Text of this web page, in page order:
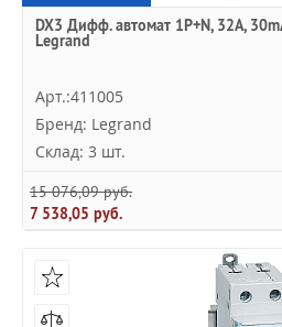
DX3 Дифф. автомат 1P+N, 32A,
Legrand
Арт.:411005
Бренд: Legrand
Склад: 3 шт.
15 076,09 руб.
7 538,05 руб.